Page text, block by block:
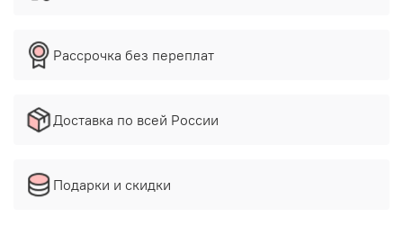
Рассрочка без переплат
Доставка по всей России
Подарки и скидки